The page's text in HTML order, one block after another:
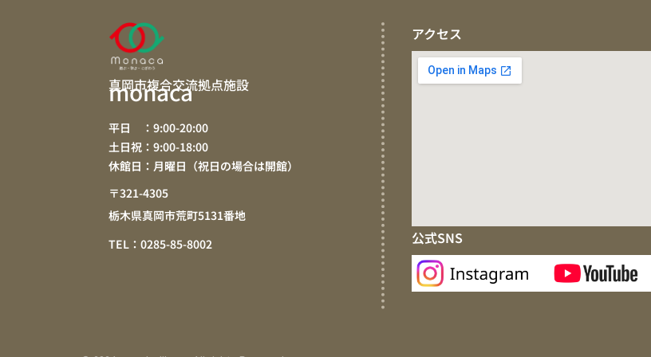
真岡市複合交流拠点施設
monaca
平日 ：9:00-20:00
土日祝：9:00-18:00
休館日：月曜日（祝日の場合は開館）
〒321-4305
栃木県真岡市荒町5131番地
TEL：0285-85-8002
アクセス
公式SNS